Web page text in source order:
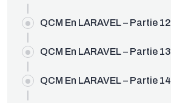
QCM En LARAVEL – Partie 12
QCM En LARAVEL – Partie 13
QCM En LARAVEL – Partie 14